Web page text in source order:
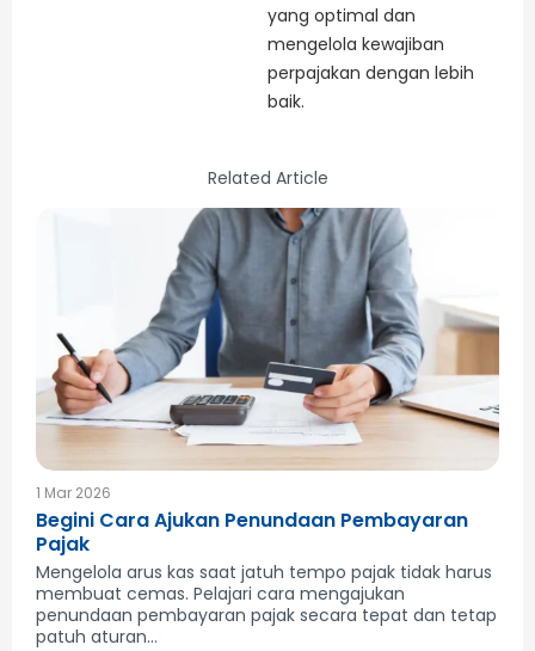
yang optimal dan
mengelola kewajiban
perpajakan dengan lebih
baik.
Related Article
1 Mar 2026
Begini Cara Ajukan Penundaan Pembayaran
Pajak
Mengelola arus kas saat jatuh tempo pajak tidak harus
membuat cemas. Pelajari cara mengajukan
penundaan pembayaran pajak secara tepat dan tetap
patuh aturan...